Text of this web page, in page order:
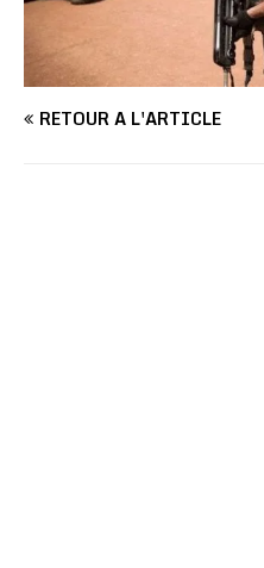
RETOUR À L'ARTICLE